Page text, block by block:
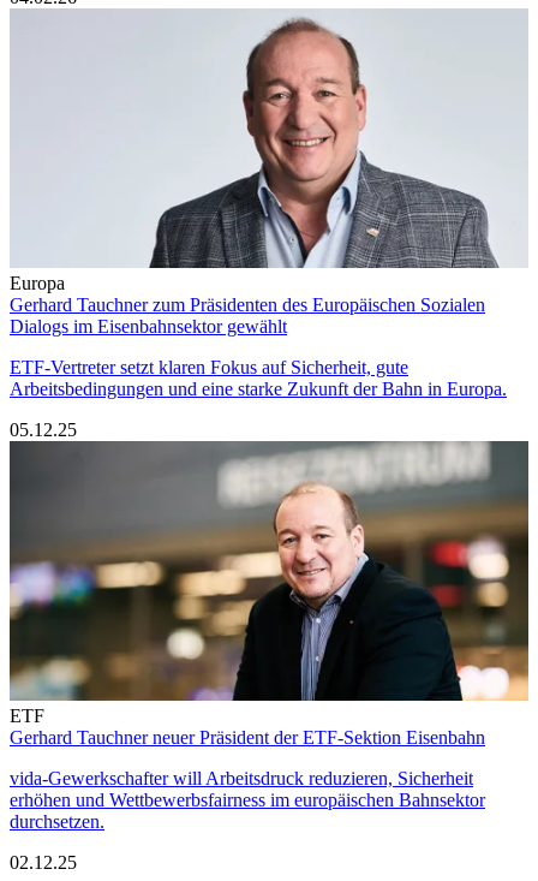
Europa
Gerhard Tauchner zum Präsidenten des Europäischen Sozialen
Dialogs im Eisenbahnsektor gewählt
ETF-Vertreter setzt klaren Fokus auf Sicherheit, gute
Arbeitsbedingungen und eine starke Zukunft der Bahn in Europa.
05.12.25
ETF
Gerhard Tauchner neuer Präsident der ETF-Sektion Eisenbahn
vida-Gewerkschafter will Arbeitsdruck reduzieren, Sicherheit
erhöhen und Wettbewerbsfairness im europäischen Bahnsektor
durchsetzen.
02.12.25